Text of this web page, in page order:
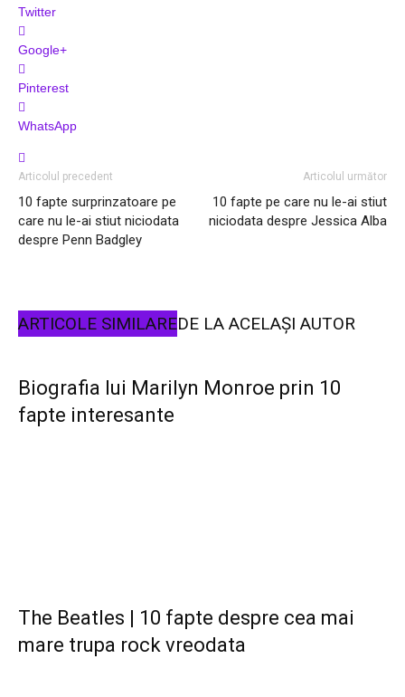
Twitter
Google+
Pinterest
WhatsApp
Articolul precedent
10 fapte surprinzatoare pe
care nu le-ai stiut niciodata
despre Penn Badgley
Articolul următor
10 fapte pe care nu le-ai stiut
niciodata despre Jessica Alba
ARTICOLE SIMILAREDE LA ACELAȘI AUTOR
Biografia lui Marilyn Monroe prin 10
fapte interesante
The Beatles | 10 fapte despre cea mai
mare trupa rock vreodata